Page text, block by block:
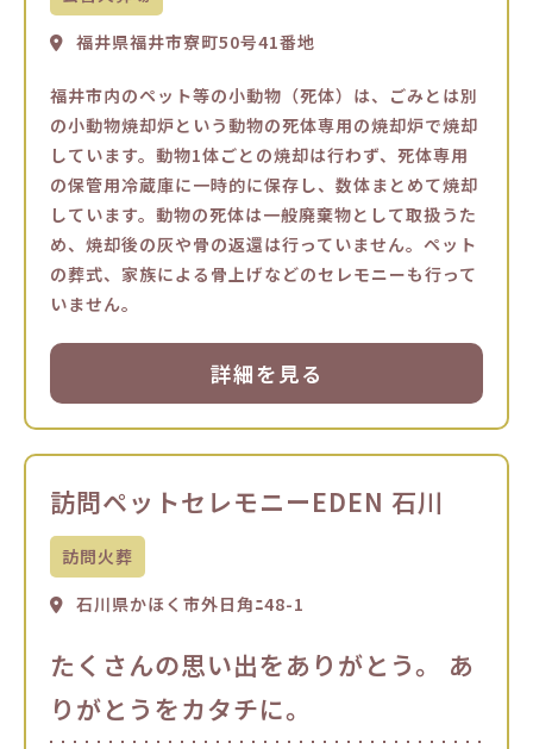
福井県福井市寮町50号41番地
福井市内のペット等の小動物（死体）は、ごみとは別
の小動物焼却炉という動物の死体専用の焼却炉で焼却
しています。動物1体ごとの焼却は行わず、死体専用
の保管用冷蔵庫に一時的に保存し、数体まとめて焼却
しています。動物の死体は一般廃棄物として取扱うた
め、焼却後の灰や骨の返還は行っていません。ペット
の葬式、家族による骨上げなどのセレモニーも行って
いません。
詳細を見る
訪問ペットセレモニーEDEN 石川
訪問火葬
石川県かほく市外日角ﾆ48-1
たくさんの思い出をありがとう。 あ
りがとうをカタチに。